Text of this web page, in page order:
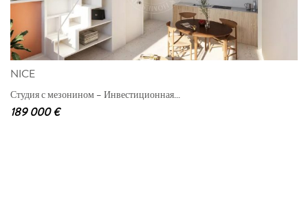
NICE
Студия с мезонином – Инвестиционная...
189 000 €